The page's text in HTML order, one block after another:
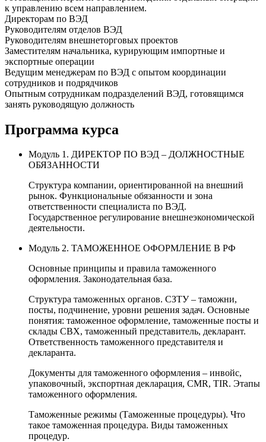
к управлению всем направлением.
Директорам по ВЭД
Руководителям отделов ВЭД
Руководителям внешнеторговых проектов
Заместителям начальника, курирующим импортные и
экспортные операции
Ведущим менеджерам по ВЭД с опытом координации
сотрудников и подрядчиков
Опытным сотрудникам подразделений ВЭД, готовящимся
занять руководящую должность
Программа курса
Модуль 1. ДИРЕКТОР ПО ВЭД – ДОЛЖНОСТНЫЕ
ОБЯЗАННОСТИ
Структура компании, ориентированной на внешний
рынок. Функциональные обязанности и зона
ответственности специалиста по ВЭД.
Государственное регулирование внешнеэкономической
деятельности.
Модуль 2. ТАМОЖЕННОЕ ОФОРМЛЕНИЕ В РФ
Основные принципы и правила таможенного
оформления. Законодательная база.
Структура таможенных органов. СЗТУ – таможни,
посты, подчинение, уровни решения задач. Основные
понятия: таможенное оформление, таможенные посты и
склады СВХ, таможенный представитель, декларант.
Ответственность таможенного представителя и
декларанта.
Документы для таможенного оформления – инвойс,
упаковочный, экспортная декларация, CMR, TIR. Этапы
таможенного оформления.
Таможенные режимы (Таможенные процедуры). Что
такое таможенная процедура. Виды таможенных
процедур.